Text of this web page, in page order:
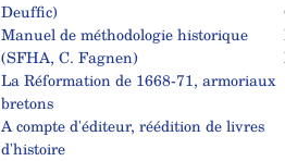
Deuffic)
Manuel de méthodologie historique
(SFHA, C. Fagnen)
La Réformation de 1668-71, armoriaux
bretons
A compte d'éditeur, réédition de livres
d'histoire